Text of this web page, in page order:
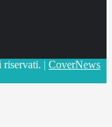
| CoverNews